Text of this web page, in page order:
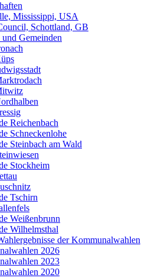
Mississippi, USA
Schottland, GB
Gemeinden
Reichenbach
Schneckenlohe
Steinbach am Wald
Stockheim
Tschirn
Weißenbrunn
Wilhelmsthal
der Kommunalwahlen
2026
2023
2020